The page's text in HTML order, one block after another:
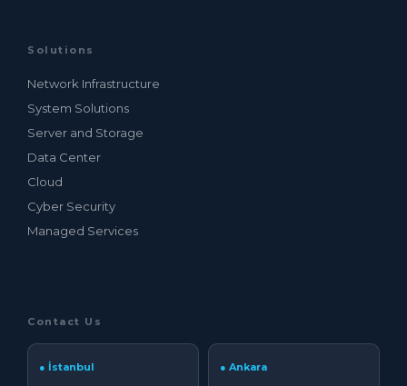
Solutions
Network Infrastructure
System Solutions
Server and Storage
Data Center
Cloud
Cyber Security
Managed Services
Contact Us
● İstanbul
● Ankara